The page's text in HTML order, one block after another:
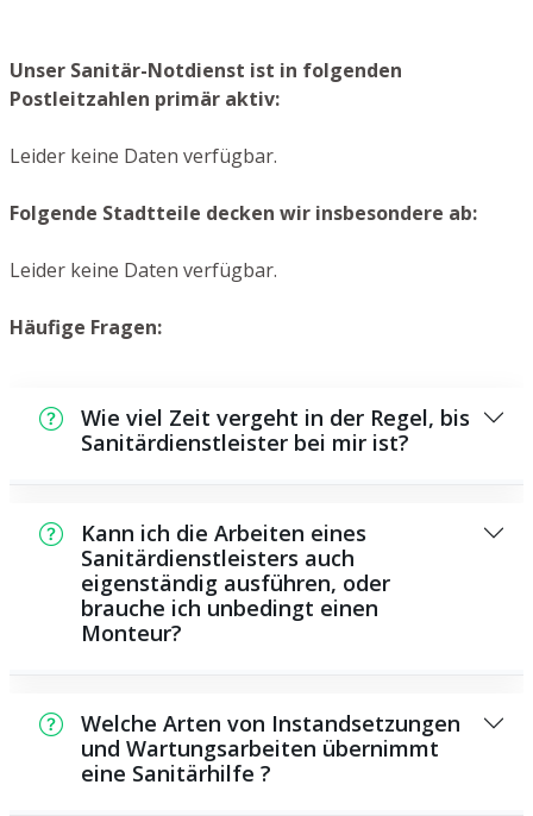
Unser Sanitär-Notdienst ist in folgenden
Postleitzahlen primär aktiv:
Leider keine Daten verfügbar.
Folgende Stadtteile decken wir insbesondere ab:
Leider keine Daten verfügbar.
Häufige Fragen:
Wie viel Zeit vergeht in der Regel, bis
Sanitärdienstleister bei mir ist?
Zeitraum an der Schadensstelle sein. Das
hängt aber auch von der Auftragslage zu
dem Zeitraum ab sowie von der Verkehrslage
und der Entfernung zu Ihnen.
Kann ich die Arbeiten eines
Sanitärdienstleisters auch
eigenständig ausführen, oder
brauche ich unbedingt einen
Monteur?
Wartungsarbeiten, die Sie eigenständig
durchführen können, beispielsweise die
Anwendung von Rohrreinigern aus dem
Welche Arten von Instandsetzungen
und Wartungsarbeiten übernimmt
eine Sanitärhilfe ?